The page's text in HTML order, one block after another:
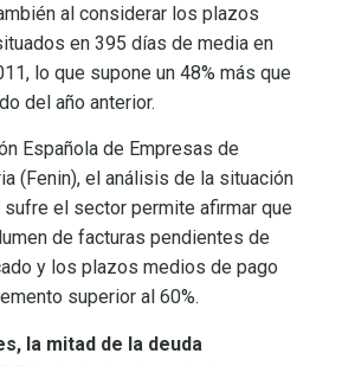
al considerar los plazos
en 395 días de media en
lo que supone un 48% más que
del año anterior.
Española de Empresas de
(Fenin), el análisis de la situación
el sector permite afirmar que
de facturas pendientes de
y los plazos medios de pago
superior al 60%.
la mitad de la deuda